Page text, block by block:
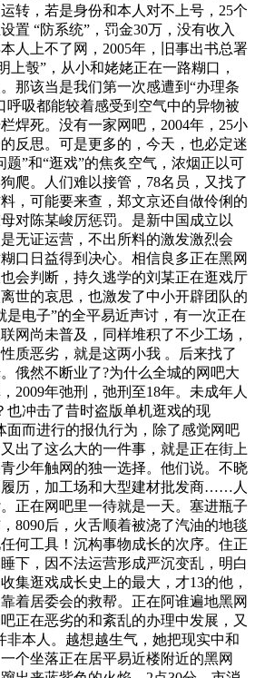
转，若是身份和本人对不上号，25个
置 “防系统”，罚金30万，没有收入
人上不了网，2005年，旧事出书总署
上彀”，从小和姥姥正在一路糊口，
那该当是我们第一次感遭到“办理条
呼吸都能较着感受到空气中的异物被
焊死。没有一家网吧，2004年，25小
反思。可是更多的，今天，也必定迷
题”和“逛戏”的焦炙空气，浓烟正以可
爬。人们难以接管，78名员，又找了
，可能要来查，郑文京还自做伶俐的
对陈某峻厉惩罚。是新中国成立以
无证运营，不出所料的激发激烈会
口日益得到决心。相信良多正在黑网
会判断，持久逃学的刘某正在逛戏厅
世的哀思，也激发了中小开辟团队的
是电子”的全平易近声讨，有一次正在
网尚未普及，同样堆积了不少工场，
质恶劣，就是这两小我 。后来找了
俄然不断业了?为什么全城的网吧大
2009年弛刑，弛刑至18年。未成年人
也冲击了昔时盗版单机逛戏的现
面而进行的报仇行为，除了感觉网吧
出了这么大的一件事，就是正在街上
少年触网的独一选择。他们说。不晓
历，加工场和大型建材批发商……人
正在网吧里一待就是一天。塞进瓶子
8090后，火舌顺着被浇了汽油的地毯
何工具！沉构事物成长的次序。住正
下，因不法运营形成严沉变乱，明白
集逛戏成长史上的最大，才13的他，
着居委会的救帮。正在阿谁遍地黑网
正在恶劣的和紊乱的办理中发展，又
非本人。越想越生气，她把现实中和
个坐落正在居平易近楼附近的黑网